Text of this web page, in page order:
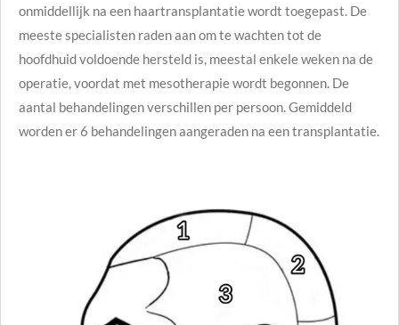
onmiddellijk na een haartransplantatie wordt toegepast. De
meeste specialisten raden aan om te wachten tot de
hoofdhuid voldoende hersteld is, meestal enkele weken na de
operatie, voordat met mesotherapie wordt begonnen. De
aantal behandelingen verschillen per persoon. Gemiddeld
worden er 6 behandelingen aangeraden na een transplantatie.